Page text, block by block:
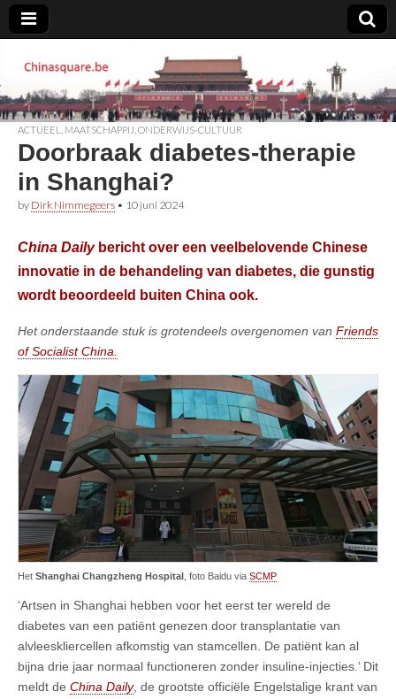
Chinasquare.be
ACTUEEL MAATSCHAPPIJ ONDERWIJS-CULTUUR
Doorbraak diabetes-therapie
in Shanghai?
by Dirk Nimmegeers • 10 juni 2024
China Dailybericht over een veelbelovende Chinese
innovatie in de behandeling van diabetes, die gunstig
wordt beoordeeld buiten China ook.
Het onderstaande stuk is grotendeels overgenomen van Friends
of Socialist China.
Het Shanghai Changzheng Hospital , foto Baidu via SCMP
‘Artsen in Shanghai hebben voor het eerst ter wereld de
diabetes van een patiënt genezen door transplantatie van
alvleeskliercellen afkomstig van stamcellen. De patiënt kan al
bijna drie jaar normaal functioneren zonder insuline-injecties.’ Dit
meldt de China Daily, de grootste officiële Engelstalige krant van